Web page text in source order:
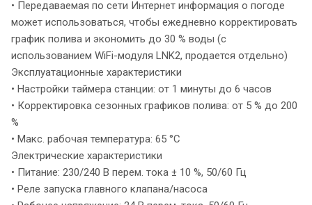
• Передаваемая по сети Интернет информация о погоде
может использоваться, чтобы ежедневно корректировать
график полива и экономить до 30 % воды (с
использованием WiFi-модуля LNK2, продается отдельно)
Эксплуатационные характеристики
• Настройки таймера станции: от 1 минуты до 6 часов
• Корректировка сезонных графиков полива: от 5 % до 200
%
• Макс. рабочая температура: 65 °C
Электрические характеристики
• Питание: 230/240 В перем. тока ± 10 %, 50/60 Гц
• Реле запуска главного клапана/насоса